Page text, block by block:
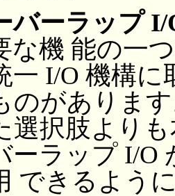
バーラップ I/
な機 能の一
一 I/O 機構
のがありま
選択肢より
ーラップ I/O
できるよう